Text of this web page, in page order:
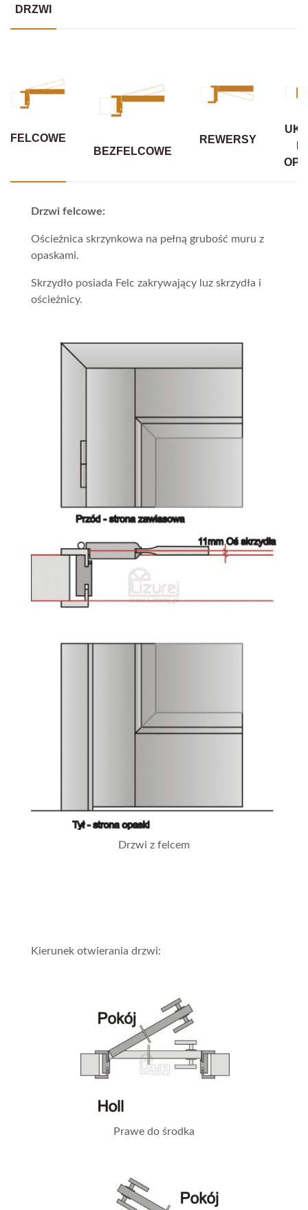
DRZWI
FELCOWE
BEZFELCOWE
REWERSY
Drzwi felcowe:
Ościeżnica skrzynkowa na pełną grubość muru z
opaskami.
Skrzydło posiada Felc zakrywający luz skrzydła i
ościeżnicy.
Drzwi z felcem
Kierunek otwierania drzwi:
Prawe do środka